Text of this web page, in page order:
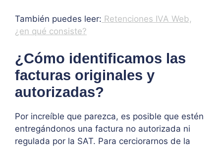
También puedes leer: Retenciones IVA Web,
¿en qué consiste?
¿Cómo identificamos las
facturas originales y
autorizadas?
Por increíble que parezca, es posible que estén
entregándonos una factura no autorizada ni
regulada por la SAT. Para cerciorarnos de la